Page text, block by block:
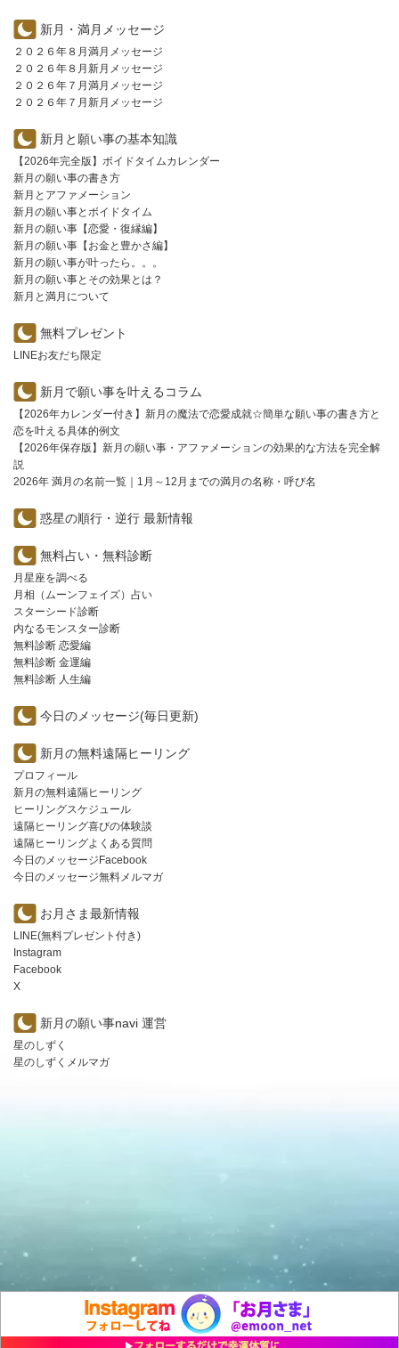
新月・満月メッセージ
２０２６年８月満月メッセージ
２０２６年８月新月メッセージ
２０２６年７月満月メッセージ
２０２６年７月新月メッセージ
新月と願い事の基本知識
【2026年完全版】ボイドタイムカレンダー
新月の願い事の書き方
新月とアファメーション
新月の願い事とボイドタイム
新月の願い事【恋愛・復縁編】
新月の願い事【お金と豊かさ編】
新月の願い事が叶ったら。。。
新月の願い事とその効果とは？
新月と満月について
無料プレゼント
LINEお友だち限定
新月で願い事を叶えるコラム
【2026年カレンダー付き】新月の魔法で恋愛成就☆簡単な願い事の書き方と
恋を叶える具体的例文
【2026年保存版】新月の願い事・アファメーションの効果的な方法を完全解
説
2026年 満月の名前一覧｜1月～12月までの満月の名称・呼び名
惑星の順行・逆行 最新情報
無料占い・無料診断
月星座を調べる
月相（ムーンフェイズ）占い
スターシード診断
内なるモンスター診断
無料診断 恋愛編
無料診断 金運編
無料診断 人生編
今日のメッセージ(毎日更新)
新月の無料遠隔ヒーリング
プロフィール
新月の無料遠隔ヒーリング
ヒーリングスケジュール
遠隔ヒーリング喜びの体験談
遠隔ヒーリングよくある質問
今日のメッセージFacebook
今日のメッセージ無料メルマガ
お月さま最新情報
LINE(無料プレゼント付き)
Instagram
Facebook
X
新月の願い事navi 運営
星のしずく
星のしずくメルマガ